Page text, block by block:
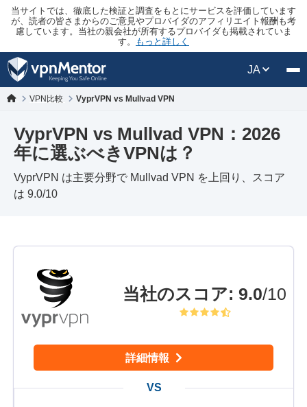
当サイトでは、徹底した検証と調査をもとにサービスを評価しています
が、読者の皆さまからのご意見やプロバイダのアフィリエイト報酬も考
慮しています。当社の親会社が所有するプロバイダも掲載されていま
す。
もっと詳しく
JA
VPN比較 VyprVPN vs Mullvad VPN
VyprVPN vs Mullvad VPN：2026
年に選ぶべきVPNは？
VyprVPN は主要分野で Mullvad VPN を上回り、スコア
は 9.0/10
当社のスコア: 9.0/10
詳細情報